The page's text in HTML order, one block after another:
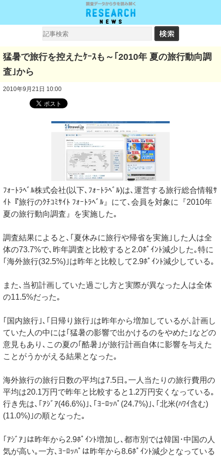
猛暑で旅行を控えたｹｰｽも～｢2010年 夏の旅行動向調
査｣から
2010年9月21日 10:00
ﾌｫｰﾄﾗﾍﾞﾙ株式会社(以下､ﾌｫｰﾄﾗﾍﾞﾙ)は､運営する旅行総合情報ｻ
ｲﾄ『旅行のｸﾁｺﾐｻｲﾄ ﾌｫｰﾄﾗﾍﾞﾙ』にて､会員を対象に『2010年
夏の旅行動向調査』を実施した｡
調査結果によると､｢夏休みに旅行や帰省を実施｣した人は全
体の73.7%で､昨年調査と比較すると2.0ﾎﾟｲﾝﾄ減少した｡特に
｢海外旅行(32.5%)｣は昨年と比較して2.9ﾎﾟｲﾝﾄ減少している｡
また､当初計画していた過ごし方と実際が異なった人は全体
の11.5%だった｡
｢国内旅行｣､｢日帰り旅行｣は昨年から増加しているが､計画し
ていた人の中には｢猛暑の影響で出かけるのをやめた｣などの
意見もあり､この夏の｢酷暑｣が旅行計画自体に影響を与えた
ことがうかがえる結果となった｡
海外旅行の旅行日数の平均は7.5日｡一人当たりの旅行費用の
平均は20.1万円で昨年と比較すると1.2万円安くなっている｡
行き先は､｢ｱｼﾞｱ(46.6%)｣､｢ﾖｰﾛｯﾊﾟ(24.7%)｣､｢北米(ﾊﾜｲ含む)
(11.0%)｣の順となった｡
｢ｱｼﾞｱ｣は昨年から2.9ﾎﾟｲﾝﾄ増加し､都市別では韓国･中国の人
気が高い｡一方､ﾖｰﾛｯﾊﾟは昨年から8.6ﾎﾟｲﾝﾄ減少となっている